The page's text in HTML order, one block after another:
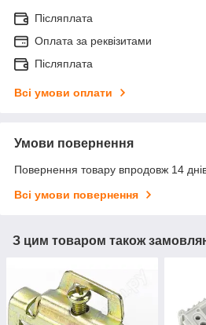
Післяплата
Оплата за реквізитами
Післяплата
Всі умови оплати
Умови повернення
Повернення товару впродовж 14
Всі умови повернення
З цим товаром також